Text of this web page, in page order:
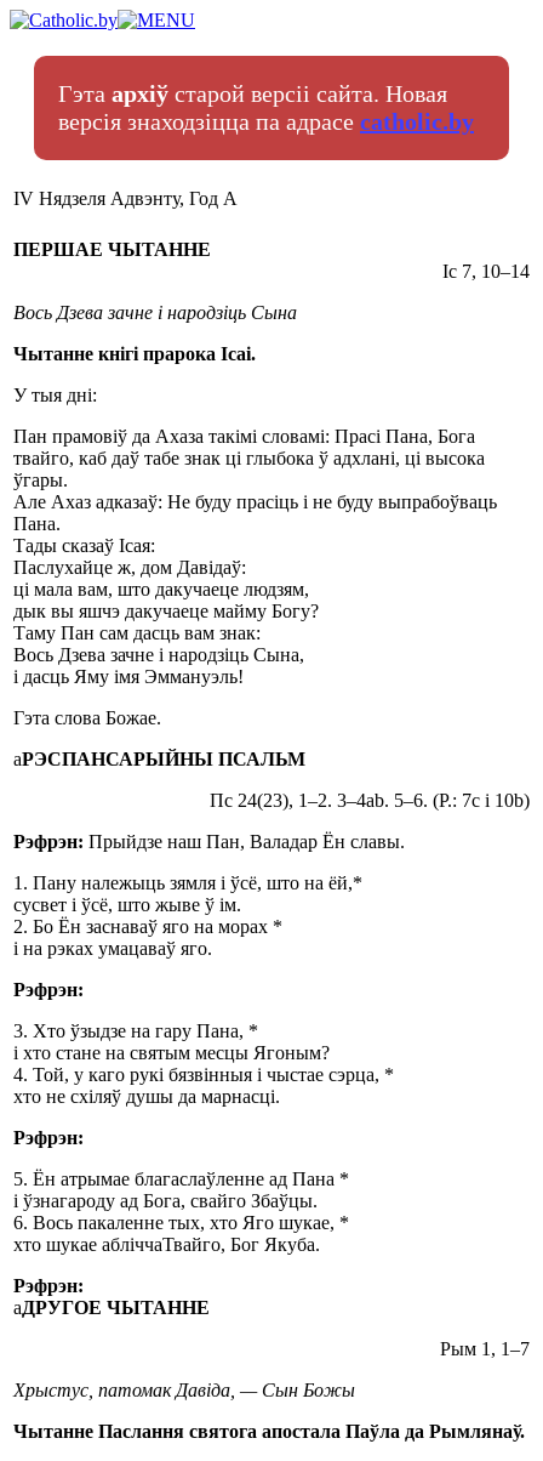
Гэта архіў старой версіі сайта. Новая
версія знаходзіцца па адрасе catholic.by
ІV Нядзеля Адвэнту, Год A
ПЕРШАЕ ЧЫТАННЕ
Іс 7, 10–14
Вось Дзева зачне і народзіць Сына
Чытанне кнігі прарока Ісаі.
У тыя дні:
Пан прамовіў да Ахаза такімі словамі: Прасі Пана, Бога
твайго, каб даў табе знак ці глыбока ў адхлані, ці высока
ўгары.
Але Ахаз адказаў: Не буду прасіць і не буду выпрабоўваць
Пана.
Тады сказаў Ісая:
Паслухайце ж, дом Давідаў:
ці мала вам, што дакучаеце людзям,
дык вы яшчэ дакучаеце майму Богу?
Таму Пан сам дасць вам знак:
Вось Дзева зачне і народзіць Сына,
і дасць Яму імя Эммануэль!
Гэта слова Божае.
аРЭСПАНСАРЫЙНЫ ПСАЛЬМ
Пс 24(23), 1–2. 3–4аb. 5–6. (Р.: 7c і 10b)
Рэфрэн: Прыйдзе наш Пан, Валадар Ён славы.
1. Пану належыць зямля і ўсё, што на ёй,*
сусвет і ўсё, што жыве ў ім.
2. Бо Ён заснаваў яго на морах *
і на рэках умацаваў яго.
Рэфрэн:
3. Хто ўзыдзе на гару Пана, *
і хто стане на святым месцы Ягоным?
4. Той, у каго рукі бязвінныя і чыстае сэрца, *
хто не схіляў душы да марнасці.
Рэфрэн:
5. Ён атрымае благаслаўленне ад Пана *
і ўзнагароду ад Бога, свайго Збаўцы.
6. Вось пакаленне тых, хто Яго шукае, *
хто шукае абліччаТвайго, Бог Якуба.
Рэфрэн:
аДРУГОЕ ЧЫТАННЕ
Рым 1, 1–7
Хрыстус, патомак Давіда, — Cын Божы
Чытанне Паслання святога апостала Паўла да Рымлянаў.